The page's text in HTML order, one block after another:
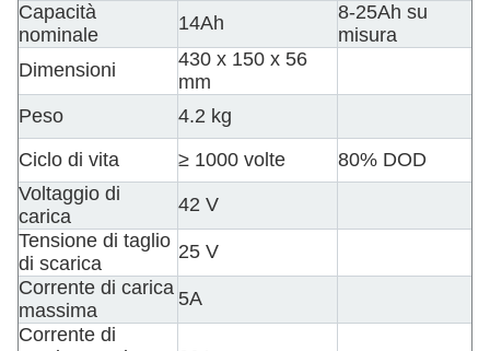
Capacità
nominale
14Ah
8-25Ah su
misura
Dimensioni
430 x 150 x 56
mm
Peso
4.2 kg
Ciclo di vita
≥ 1000 volte
80% DOD
Voltaggio di
carica
42 V
Tensione di taglio
di scarica
25 V
Corrente di carica
massima
5A
Corrente di